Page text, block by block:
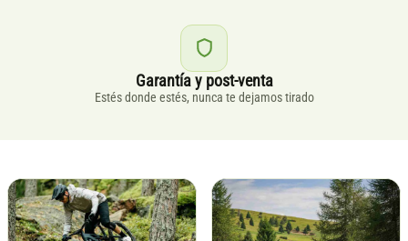
Garantía y post-venta
Estés donde estés, nunca te dejamos tirado